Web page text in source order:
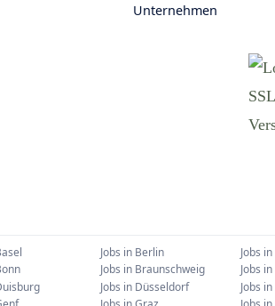
Unternehmen
Jobs in Berlin Jobs in
Jobs in Braunschweig Jobs in
Jobs in Düsseldorf Jobs in